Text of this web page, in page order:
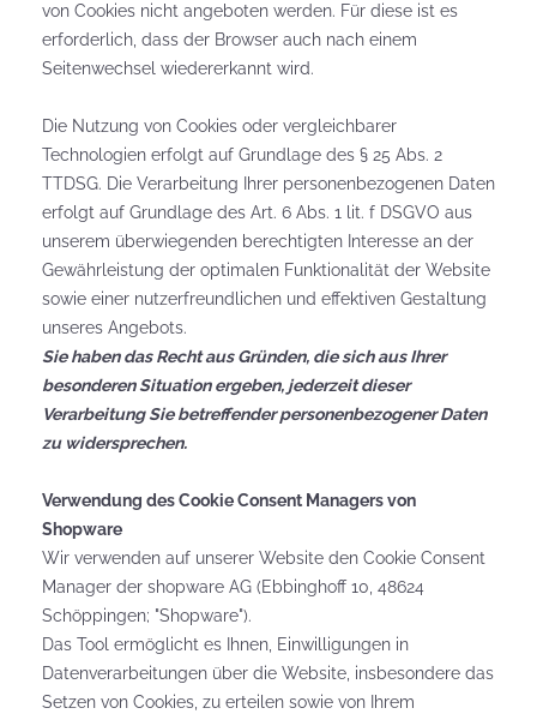
von Cookies nicht angeboten werden. Für diese ist es
erforderlich, dass der Browser auch nach einem
Seitenwechsel wiedererkannt wird.
Die Nutzung von Cookies oder vergleichbarer
Technologien erfolgt auf Grundlage des § 25 Abs. 2
TTDSG. Die Verarbeitung Ihrer personenbezogenen Daten
erfolgt auf Grundlage des Art. 6 Abs. 1 lit. f DSGVO aus
unserem überwiegenden berechtigten Interesse an der
Gewährleistung der optimalen Funktionalität der Website
sowie einer nutzerfreundlichen und effektiven Gestaltung
unseres Angebots.
Sie haben das Recht aus Gründen, die sich aus Ihrer
besonderen Situation ergeben, jederzeit dieser
Verarbeitung Sie betreffender personenbezogener Daten
zu widersprechen.
Verwendung des Cookie Consent Managers von
Shopware
Wir verwenden auf unserer Website den Cookie Consent
Manager der shopware AG (Ebbinghoff 10, 48624
Schöppingen; "Shopware").
Das Tool ermöglicht es Ihnen, Einwilligungen in
Datenverarbeitungen über die Website, insbesondere das
Setzen von Cookies, zu erteilen sowie von Ihrem